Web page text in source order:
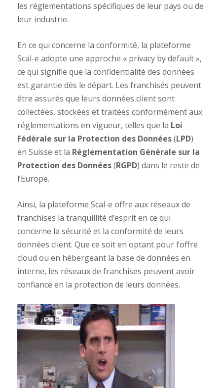
les réglementations spécifiques de leur pays ou de
leur industrie.
En ce qui concerne la conformité, la plateforme
Scal-e adopte une approche « privacy by default »,
ce qui signifie que la confidentialité des données
est garantie dès le départ. Les franchisés peuvent
être assurés que leurs données client sont
collectées, stockées et traitées conformément aux
réglementations en vigueur, telles que la Loi
Fédérale sur la Protection des Données(LPD)
en Suisse et la Réglementation Générale sur la
Protection des Données(RGPD) dans le reste de
l’Europe.
Ainsi, la plateforme Scal-e offre aux réseaux de
franchises la tranquillité d’esprit en ce qui
concerne la sécurité et la conformité de leurs
données client. Que ce soit en optant pour l’offre
cloud ou en hébergeant la base de données en
interne, les réseaux de franchises peuvent avoir
confiance en la protection de leurs données.